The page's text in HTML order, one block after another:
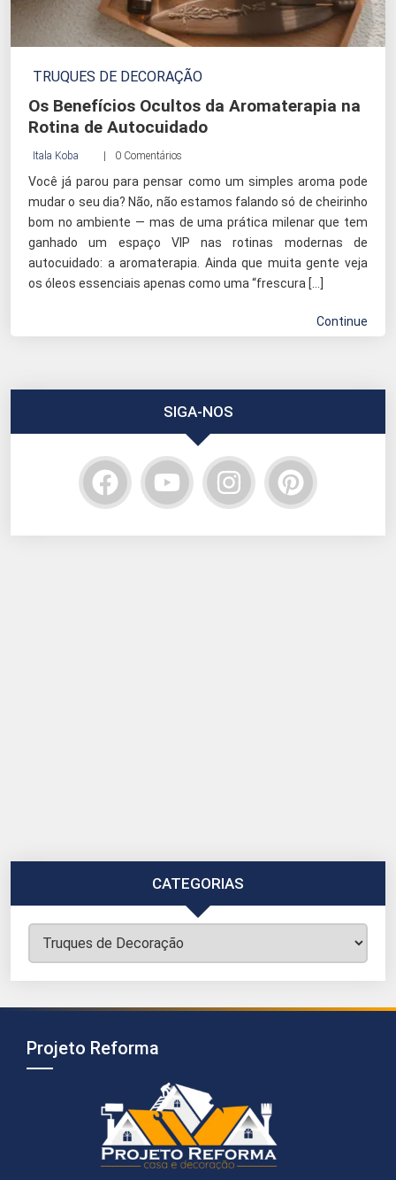
TRUQUES DE DECORAÇÃO
Os Benefícios Ocultos da Aromaterapia na
Rotina de Autocuidado
Itala Koba 0 Comentários
Você já parou para pensar como um simples aroma pode
mudar o seu dia? Não, não estamos falando só de cheirinho
bom no ambiente — mas de uma prática milenar que tem
ganhado um espaço VIP nas rotinas modernas de
autocuidado: a aromaterapia. Ainda que muita gente veja
os óleos essenciais apenas como uma “frescura […]
Continue
SIGA-NOS
CATEGORIAS
Categorias
Projeto Reforma